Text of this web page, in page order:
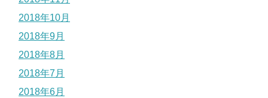
2018年10月
2018年9月
2018年8月
2018年7月
2018年6月